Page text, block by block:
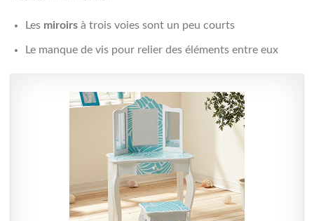
Les miroirsà trois voies sont un peu courts
Le manque de vis pour relier des éléments entre eux